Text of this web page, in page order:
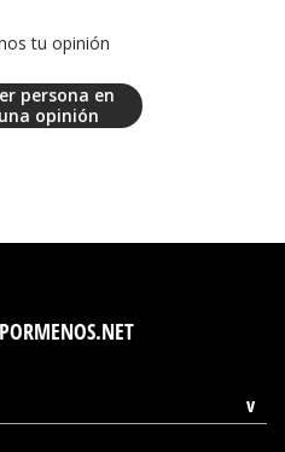
tu opinión
persona en
opinión